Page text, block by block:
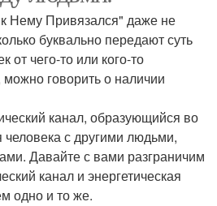
Нему Привязался" даже не
буквально передают суть
от чего-то или кого-то
можно говорить о наличии
канал, образующийся во
с другими людьми,
Давайте с вами разграничим
канал и энергетическая
одно и то же.